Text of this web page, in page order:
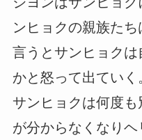
ンヒョクの親族た
言うとサンヒョク
かと怒って出ていく
サンヒョクは何度
が分からなくなり